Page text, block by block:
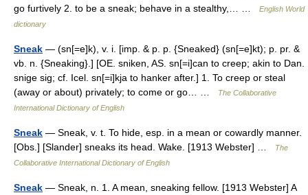
go furtively 2. to be a sneak; behave in a stealthy,… …
English World
dictionary
Sneak — (sn[=e]k), v. i. [imp. & p. p. {Sneaked} (sn[=e]kt); p. pr. &
vb. n. {Sneaking}.] [OE. sniken, AS. sn[=i]can to creep; akin to Dan.
snige sig; cf. Icel. sn[=i]kja to hanker after.] 1. To creep or steal
(away or about) privately; to come or go… …
The Collaborative
International Dictionary of English
Sneak — Sneak, v. t. To hide, esp. in a mean or cowardly manner.
[Obs.] [Slander] sneaks its head. Wake. [1913 Webster] …
The
Collaborative International Dictionary of English
Sneak — Sneak, n. 1. A mean, sneaking fellow. [1913 Webster] A